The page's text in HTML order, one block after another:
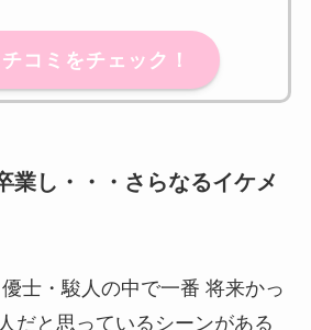
コミをチェック！
業し・・・さらなるイケメ
士・駿人の中で一番 将来かっ
だと思っているシーンがある